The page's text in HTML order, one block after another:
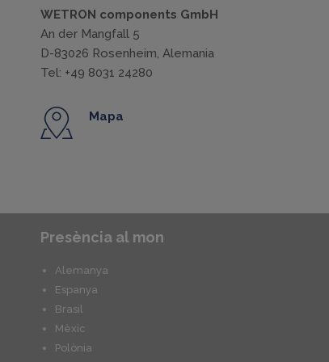
WETRON components GmbH
An der Mangfall 5
D-83026 Rosenheim, Alemania
Tel: +49 8031 24280
Mapa
Presència al mon
Alemanya
Espanya
Brasil
Mèxic
Polònia